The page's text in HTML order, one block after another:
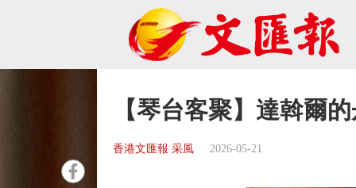
【琴台客聚】達斡爾
香港文匯報 采風 2026-05-21